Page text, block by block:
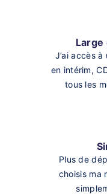
Large
J’ai accès
en intérim,
tous les
Plus de
choisis ma